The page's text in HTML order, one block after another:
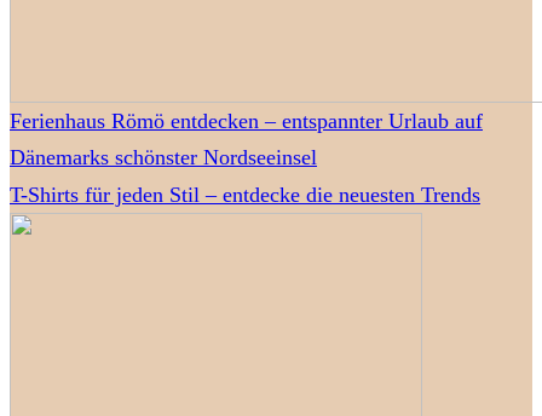
Ferienhaus Römö entdecken – entspannter Urlaub auf
Dänemarks schönster Nordseeinsel
T-Shirts für jeden Stil – entdecke die neuesten Trends